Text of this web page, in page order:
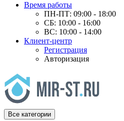
Время работы
ПН-ПТ: 09:00 - 18:00
СБ: 10:00 - 16:00
ВС: 10:00 - 14:00
Клиент-центр
Регистрация
Авторизация
Все категории